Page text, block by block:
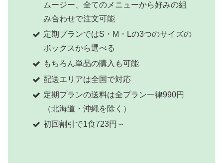
ムージー、全てのメニューから好みの組
み合わせで注文可能
定期プランではS・M・Lの3つのサイズの
ボックスから選べる
もちろん単品の購入も可能
配送エリアは全国で対応
定期プランの送料は全プラン一律990円
（北海道・沖縄を除く）
初回割引で1食723円～